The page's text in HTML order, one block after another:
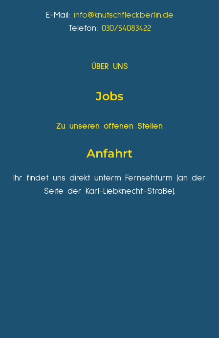
E-Mail: info@knutschfleckberlin.de
Telefon: 030/54083422
ÜBER UNS
Jobs
Zu unseren offenen Stellen
Anfahrt
Ihr findet uns direkt unterm Fernsehturm (an der
Seite der Karl-Liebknecht-Straße).